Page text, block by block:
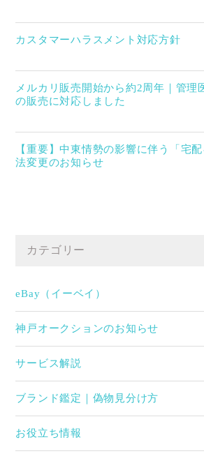
カスタマーハラスメント対応方針
メルカリ販売開始から約2周年｜管理
の販売に対応しました
【重要】中東情勢の影響に伴う「宅
法変更のお知らせ
カテゴリー
eBay（イーベイ）
神戸オークションのお知らせ
サービス解説
ブランド鑑定｜偽物見分け方
お役立ち情報